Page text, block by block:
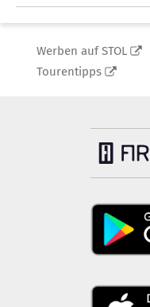
Werben auf STOL
Tourentipps